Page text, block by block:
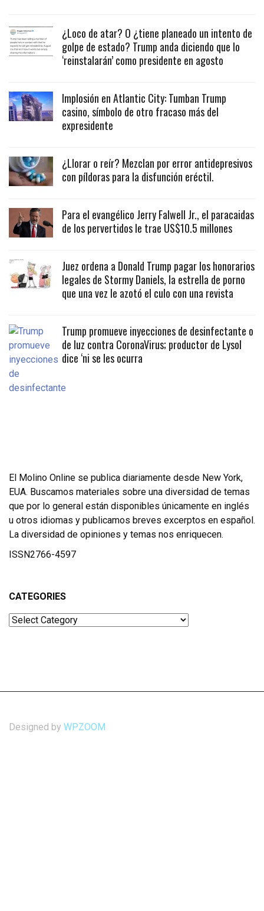
¿Loco de atar? O ¿tiene planeado un intento de
golpe de estado? Trump anda diciendo que lo
‘reinstalarán’ como presidente en agosto
Implosión en Atlantic City: Tumban Trump
casino, símbolo de otro fracaso más del
expresidente
¿Llorar o reír? Mezclan por error antidepresivos
con píldoras para la disfunción eréctil.
Para el evangélico Jerry Falwell Jr., el paracaidas
de los pervertidos le trae US$10.5 millones
Juez ordena a Donald Trump pagar los honorarios
legales de Stormy Daniels, la estrella de porno
que una vez le azotó el culo con una revista
Trump promueve inyecciones de desinfectante o
de luz contra CoronaVirus; productor de Lysol
dice ‘ni se les ocurra
El Molino Online se publica diariamente desde New York,
EUA. Buscamos materiales sobre una diversidad de temas
que por lo general están disponibles únicamente en inglés
u otros idiomas y publicamos breves excerptos en español.
La diversidad de opiniones y temas nos enriquecen.
ISSN2766-4597
CATEGORIES
Categories
Designed by WPZOOM